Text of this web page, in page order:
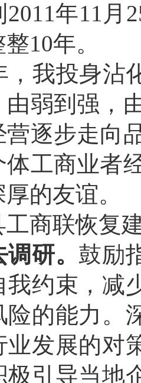
年11月
10年。
投身沾化
由弱到强，
营逐步走向
体工商业者
的友谊。
联恢复建
研。 鼓励
我约束，减
险的能力。
业发展的对
极引导当地